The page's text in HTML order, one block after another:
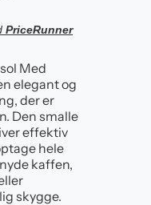
PriceRunner
Med
elegant og
der er
Den smalle
effektiv
hele
kaffen,
skygge.